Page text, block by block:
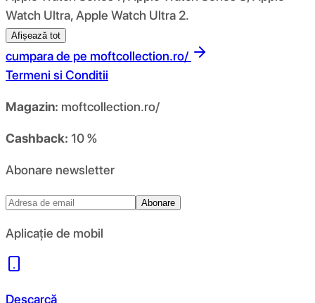
Watch Ultra, Apple Watch Ultra 2.
Afișează tot
cumpara de pe moftcollection.ro/
Termeni si Conditii
Magazin: moftcollection.ro/
Cashback: 10 %
Abonare newsletter
Abonare
Aplicație de mobil
Descarcă